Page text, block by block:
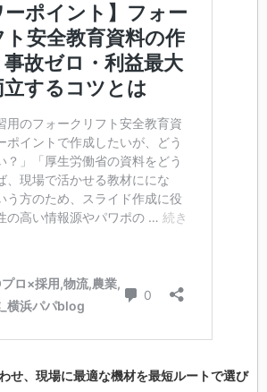
せ、現場に最適な機材を最短ルートで選び